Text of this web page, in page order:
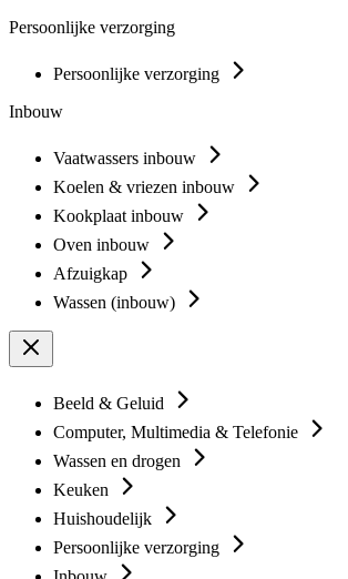
Persoonlijke verzorging
Persoonlijke verzorging
Inbouw
Vaatwassers inbouw
Koelen & vriezen inbouw
Kookplaat inbouw
Oven inbouw
Afzuigkap
Wassen (inbouw)
Beeld & Geluid
Computer, Multimedia & Telefonie
Wassen en drogen
Keuken
Huishoudelijk
Persoonlijke verzorging